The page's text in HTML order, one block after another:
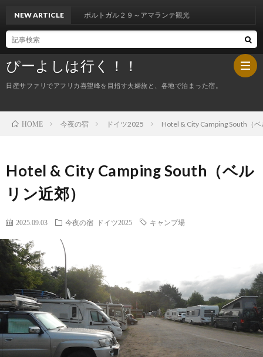
ぴーよしは行く！！
日産サファリでアフリカ喜望峰を目指す夫婦旅と、各地で泊まった宿。
は
行
く！
宿
NEW ARTICLE
ポルトガル２９～アマランテ観光
HOME 今夜の宿 ドイツ2025 Hotel & City Camping South（
Hotel & City Camping South（ベル
リン近郊）
2025.09.03 今夜の宿 ドイツ2025 キャンプ場